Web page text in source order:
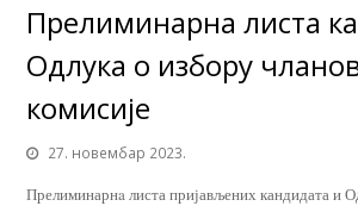
Прелиминарнa листа
Одлука о избору
комисије
27. новембар 2023.
Прелиминарнa листа пријављених кандидата и